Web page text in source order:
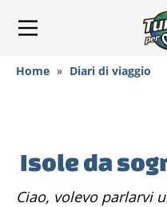
Home » Diari di viaggio
Isole da
Ciao, volevo parlarvi un pò di queste splendide